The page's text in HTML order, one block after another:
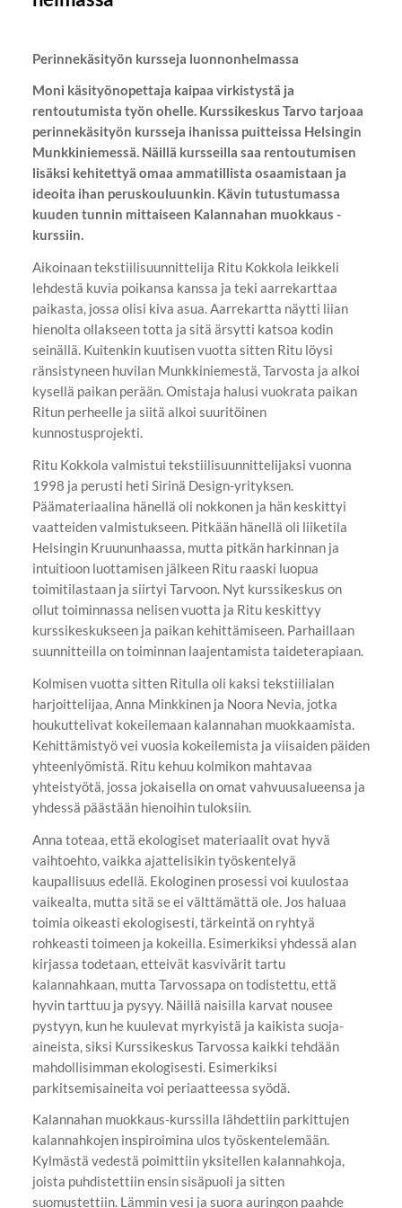
Perinnekäsityön kursseja luonnonhelmassa
Moni käsityönopettaja kaipaa virkistystä ja
rentoutumista työn ohelle. Kurssikeskus Tarvo tarjoaa
perinnekäsityön kursseja ihanissa puitteissa Helsingin
Munkkiniemessä. Näillä kursseilla saa rentoutumisen
lisäksi kehitettyä omaa ammatillista osaamistaan ja
ideoita ihan peruskouluunkin. Kävin tutustumassa
kuuden tunnin mittaiseen Kalannahan muokkaus -
kurssiin.
Aikoinaan tekstiilisuunnittelija Ritu Kokkola leikkeli
lehdestä kuvia poikansa kanssa ja teki aarrekarttaa
paikasta, jossa olisi kiva asua. Aarrekartta näytti liian
hienolta ollakseen totta ja sitä ärsytti katsoa kodin
seinällä. Kuitenkin kuutisen vuotta sitten Ritu löysi
ränsistyneen huvilan Munkkiniemestä, Tarvosta ja alkoi
kysellä paikan perään. Omistaja halusi vuokrata paikan
Ritun perheelle ja siitä alkoi suuritöinen
kunnostusprojekti.
Ritu Kokkola valmistui tekstiilisuunnittelijaksi vuonna
1998 ja perusti heti Sirinä Design-yrityksen.
Päämateriaalina hänellä oli nokkonen ja hän keskittyi
vaatteiden valmistukseen. Pitkään hänellä oli liiketila
Helsingin Kruununhaassa, mutta pitkän harkinnan ja
intuitioon luottamisen jälkeen Ritu raaski luopua
toimitilastaan ja siirtyi Tarvoon. Nyt kurssikeskus on
ollut toiminnassa nelisen vuotta ja Ritu keskittyy
kurssikeskukseen ja paikan kehittämiseen. Parhaillaan
suunnitteilla on toiminnan laajentamista taideterapiaan.
Kolmisen vuotta sitten Ritulla oli kaksi tekstiilialan
harjoittelijaa, Anna Minkkinen ja Noora Nevia, jotka
houkuttelivat kokeilemaan kalannahan muokkaamista.
Kehittämistyö vei vuosia kokeilemista ja viisaiden päiden
yhteenlyömistä. Ritu kehuu kolmikon mahtavaa
yhteistyötä, jossa jokaisella on omat vahvuusalueensa ja
yhdessä päästään hienoihin tuloksiin.
Anna toteaa, että ekologiset materiaalit ovat hyvä
vaihtoehto, vaikka ajattelisikin työskentelyä
kaupallisuus edellä. Ekologinen prosessi voi kuulostaa
vaikealta, mutta sitä se ei välttämättä ole. Jos haluaa
toimia oikeasti ekologisesti, tärkeintä on ryhtyä
rohkeasti toimeen ja kokeilla. Esimerkiksi yhdessä alan
kirjassa todetaan, etteivät kasvivärit tartu
kalannahkaan, mutta Tarvossapa on todistettu, että
hyvin tarttuu ja pysyy. Näillä naisilla karvat nousee
pystyyn, kun he kuulevat myrkyistä ja kaikista suoja-
aineista, siksi Kurssikeskus Tarvossa kaikki tehdään
mahdollisimman ekologisesti. Esimerkiksi
parkitsemisaineita voi periaatteessa syödä.
Kalannahan muokkaus-kurssilla lähdettiin parkittujen
kalannahkojen inspiroimina ulos työskentelemään.
Kylmästä vedestä poimittiin yksitellen kalannahkoja,
joista puhdistettiin ensin sisäpuoli ja sitten
suomustettiin. Lämmin vesi ja suora auringon paahde